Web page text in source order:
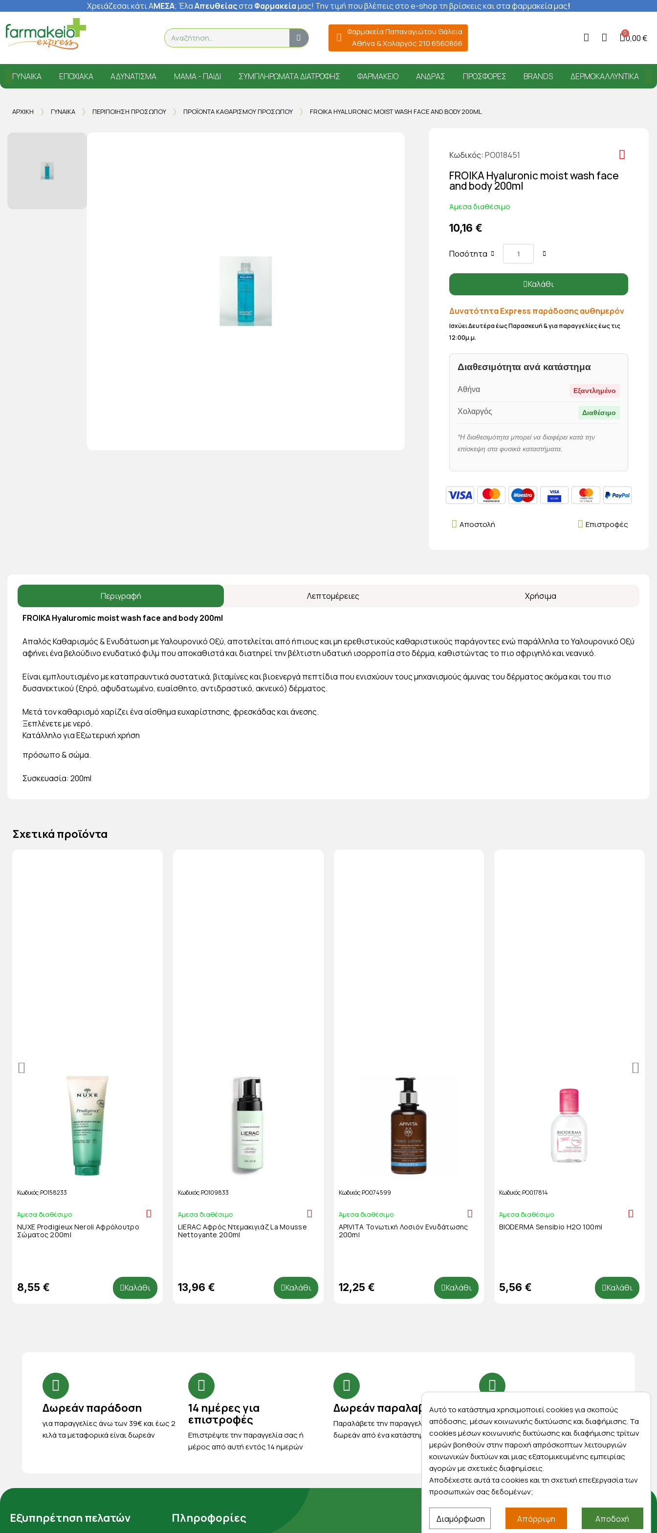
Χρειάζεσαι κάτι ΑΜΕΣΑ; ΈλαΑπευθείαςστα Φαρμακείαμας! Την τιμή που βλέπεις στο e-shop τη βρίσκεις και στα φαρμακεία μας!
Φαρμακεία Παπαναγιώτου Θάλεια
Αθήνα & Χολαργός 210 6560866
0,00 €
ΓΥΝΑΊΚΑ ΕΠΟΧΙΑΚΆ ΑΔΥΝΆΤΙΣΜΑ ΜΑΜΆ - ΠΑΙΔΊ ΣΥΜΠΛΗΡΏΜΑΤΑ ΔΙΑΤΡΟΦΉΣ ΦΑΡΜΑΚΕΊΟ ΆΝΔΡΑΣ ΠΡΟΣΦΟΡΈΣ BRANDS ΔΕΡΜΟΚΑΛΛΥΝΤΙΚΆ
ΑΡΧΙΚΉ ΓΥΝΑΊΚΑ ΠΕΡΙΠΟΊΗΣΗ ΠΡΟΣΏΠΟΥ ΠΡΟΪΌΝΤΑ ΚΑΘΑΡΙΣΜΟΎ ΠΡΟΣΏΠΟΥ FROIKA HYALURONIC MOIST WASH FACE AND BODY 200ML
Κωδικός PO018451
FROIKA Hyaluronic moist wash face
and body 200ml
Άμεσα διαθέσιμο
10,16 €
Ποσότητα
Καλάθι
Δυνατότητα Express παράδοσης αυθημερόν
Ισχύει Δευτέρα έως Παρασκευή & για παραγγελίες έως τις
12:00μ.μ.
Διαθεσιμότητα ανά κατάστημα
Αθήνα Εξαντλημένο
Χολαργός Διαθέσιμο
*Η διαθεσιμότητα μπορεί να διαφέρει κατά την
επίσκεψη στα φυσικά καταστήματα.
Επιστροφές
Αποστολή
Περιγραφή Λεπτομέρειες Χρήσιμα
FROIKA Hyaluromic moist wash face and body 200ml
Απαλός Καθαρισμός & Ενυδάτωση με Υαλουρονικό Οξύ, αποτελείται από ήπιους και μη ερεθιστικούς καθαριστικούς παράγοντες ενώ παράλληλα το Υαλουρονικό Οξύ
αφήνει ένα βελούδινο ενυδατικό φιλμ που αποκαθιστά και διατηρεί την βέλτιστη υδατική ισορροπία στο δέρμα, καθιστώντας το πιο σφριγηλό και νεανικό.
Είναι εμπλουτισμένο με καταπραυντικά συστατικά, βιταμίνες και βιοενεργά πεπτίδια που ενισχύουν τους μηχανισμούς άμυνας του δέρματος ακόμα και του πιο
δυσανεκτικού (ξηρό, αφυδατωμένο, ευαίσθητο, αντιδραστικό, ακνεικό) δέρματος.
Μετά τον καθαρισμό χαρίζει ένα αίσθημα ευχαρίστησης, φρεσκάδας και άνεσης.
Ξεπλένετε με νερό.
Κατάλληλο για Εξωτερική χρήση
πρόσωπο & σώμα.
Συσκευασία: 200ml
Σχετικά προϊόντα
Κωδικός PO158233
Άμεσα διαθέσιμο
NUXE Prodigieux Neroli Αφρόλουτρο
Σώματος 200ml
8,55 € Καλάθι
Κωδικός PO109833
Άμεσα διαθέσιμο
LIERAC Αφρός Ντεμακιγιάζ La Mousse
Nettoyante 200ml
13,96 € Καλάθι
Κωδικός PO074599
Άμεσα διαθέσιμο
APIVITA Τονωτική Λοσιόν Ενυδάτωσης
200ml
12,25 € Καλάθι
Κωδικός PO017814
Άμεσα διαθέσιμο
BIODERMA Sensibio H2O 100ml
5,56 € Καλάθι
Δωρεάν παράδοση
για παραγγελίες άνω των 39€ και έως 2
κιλά τα μεταφορικά είναι δωρεάν
14 ημέρες για
επιστροφές
Eπιστρέψτε την παραγγελία σας ή
μέρος από αυτή εντός 14 ημερών
Δωρεάν παραλαβή
Παραλάβετε την παραγγελία σας
δωρεάν από ένα κατάστημα μας
Express αποστολές
Κάντε σήμερα την παραγγελία σας και
παραλάβετε αύριο στην πόρτα σας
Εξυπηρέτηση πελατών Πληροφορίες Αποκλειστικές προσφορές
Αυτό το κατάστημα χρησιμοποιεί cookies για σκοπούς
απόδοσης, μέσων κοινωνικής δικτύωσης και διαφήμισης. Τα
cookies μέσων κοινωνικής δικτύωσης και διαφήμισης τρίτων
μερών βοηθούν στην παροχή απρόσκοπτων λειτουργιών
κοινωνικών δικτύων και μιας εξατομικευμένης εμπειρίας
αγορών με σχετικές διαφημίσεις.
Αποδέχεστε αυτά τα cookies και τη σχετική επεξεργασία των
προσωπικών σας δεδομένων;
Διαμόρφωση Απόρριψη Αποδοχή